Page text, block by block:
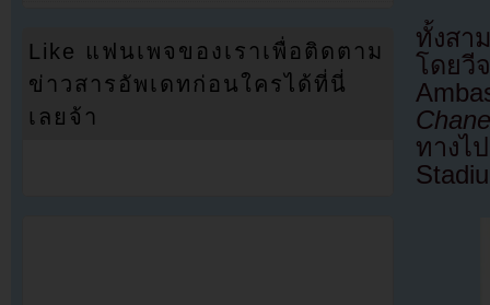
ทั้งสา
โดยวี
ทางไ
Like แฟนเพจของเราเพื่อติดตาม
ข่าวสารอัพเดทก่อนใครได้ที่นี่
เลยจ้า